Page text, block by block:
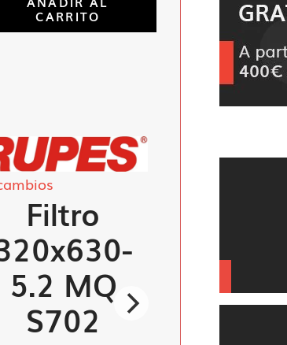
CARRITO
Filtro
5.2 MQ
S702